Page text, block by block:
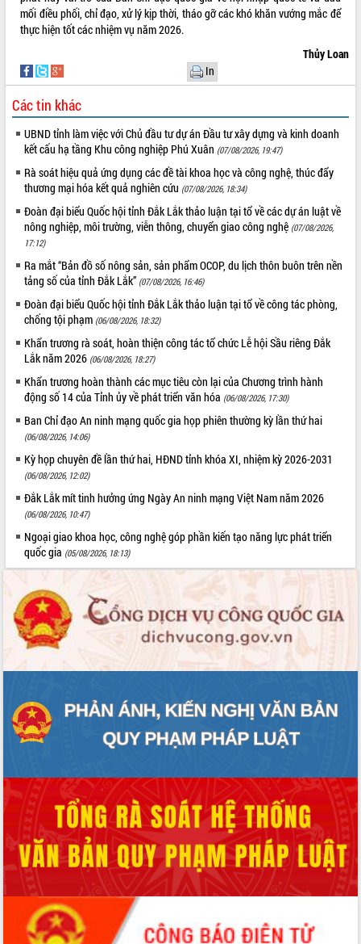
mối điều phối, chỉ đạo, xử lý kịp thời, tháo gỡ các khó khăn vướng mắc để
thực hiện tốt các nhiệm vụ năm 2026.
Thủy Loan
In
Các tin khác
UBND tỉnh làm việc với Chủ đầu tư dự án Đầu tư xây dựng và kinh doanh
kết cấu hạ tầng Khu công nghiệp Phú Xuân (07/08/2026, 19:47)
Rà soát hiệu quả ứng dụng các đề tài khoa học và công nghệ, thúc đẩy
thương mại hóa kết quả nghiên cứu (07/08/2026, 18:34)
Đoàn đại biểu Quốc hội tỉnh Đắk Lắk thảo luận tại tổ về các dự án luật về
nông nghiệp, môi trường, viễn thông, chuyển giao công nghệ (07/08/2026,
17:12)
Ra mắt “Bản đồ số nông sản, sản phẩm OCOP, du lịch thôn buôn trên nền
tảng số của tỉnh Đắk Lắk” (07/08/2026, 16:46)
Đoàn đại biểu Quốc hội tỉnh Đắk Lắk thảo luận tại tổ về công tác phòng,
chống tội phạm (06/08/2026, 18:32)
Khẩn trương rà soát, hoàn thiện công tác tổ chức Lễ hội Sầu riêng Đắk
Lắk năm 2026 (06/08/2026, 18:27)
Khẩn trương hoàn thành các mục tiêu còn lại của Chương trình hành
động số 14 của Tỉnh ủy về phát triển văn hóa (06/08/2026, 17:30)
Ban Chỉ đạo An ninh mạng quốc gia họp phiên thường kỳ lần thứ hai
(06/08/2026, 14:06)
Kỳ họp chuyên đề lần thứ hai, HĐND tỉnh khóa XI, nhiệm kỳ 2026-2031
(06/08/2026, 12:02)
Đắk Lắk mít tinh hưởng ứng Ngày An ninh mạng Việt Nam năm 2026
(06/08/2026, 10:47)
Ngoại giao khoa học, công nghệ góp phần kiến tạo năng lực phát triển
quốc gia (05/08/2026, 18:13)